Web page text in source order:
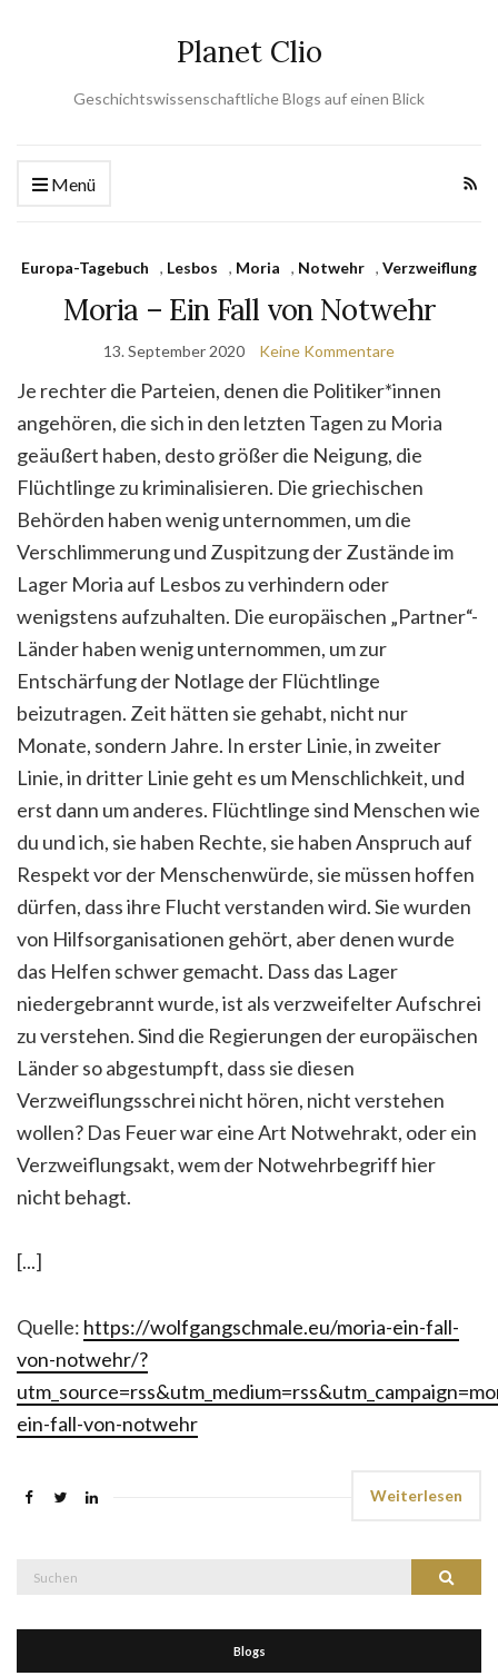
Planet Clio
Geschichtswissenschaftliche Blogs auf einen Blick
Menü
Europa-Tagebuch , Lesbos , Moria , Notwehr , Verzweiflung
Moria – Ein Fall von Notwehr
13. September 2020 Keine Kommentare
Je rechter die Parteien, denen die Politiker*innen
angehören, die sich in den letzten Tagen zu Moria
geäußert haben, desto größer die Neigung, die
Flüchtlinge zu kriminalisieren. Die griechischen
Behörden haben wenig unternommen, um die
Verschlimmerung und Zuspitzung der Zustände im
Lager Moria auf Lesbos zu verhindern oder
wenigstens aufzuhalten. Die europäischen „Partner“-
Länder haben wenig unternommen, um zur
Entschärfung der Notlage der Flüchtlinge
beizutragen. Zeit hätten sie gehabt, nicht nur
Monate, sondern Jahre. In erster Linie, in zweiter
Linie, in dritter Linie geht es um Menschlichkeit, und
erst dann um anderes. Flüchtlinge sind Menschen wie
du und ich, sie haben Rechte, sie haben Anspruch auf
Respekt vor der Menschenwürde, sie müssen hoffen
dürfen, dass ihre Flucht verstanden wird. Sie wurden
von Hilfsorganisationen gehört, aber denen wurde
das Helfen schwer gemacht. Dass das Lager
niedergebrannt wurde, ist als verzweifelter Aufschrei
zu verstehen. Sind die Regierungen der europäischen
Länder so abgestumpft, dass sie diesen
Verzweiflungsschrei nicht hören, nicht verstehen
wollen? Das Feuer war eine Art Notwehrakt, oder ein
Verzweiflungsakt, wem der Notwehrbegriff hier
nicht behagt.
[...]
Quelle: https://wolfgangschmale.eu/moria-ein-fall-
von-notwehr/?
ein-fall-von-notwehr
Weiterlesen
Suchen
Blogs